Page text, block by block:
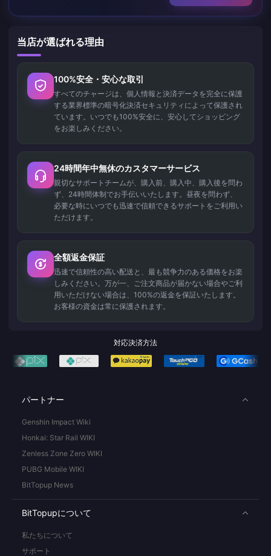
当店が選ばれる理由
100%安全・安心な取引
すべてのチャージは、個人情報と決済データを完全に保護
する業界標準の暗号化決済セキュリティによって保護され
ています。いつでも100%安全に、安心してショッピング
をお楽しみください。
24時間年中無休のカスタマーサービス
親切なサポートチームが、購入前、購入中、購入後を問わ
ず、24時間体制でお手伝いいたします。昼夜を問わず、
必要な時にいつでも迅速で信頼できるサポートをご利用い
ただけます。
全額返金保証
迅速で信頼性の高い配送と、最も競争力のある価格をお楽
しみください。万が一、ご注文商品が届かない場合やご利
用いただけない場合は、100%の返金を保証いたします。
お客様の資金は常に保護されます。
対応決済方法
パートナー
Genshin Impact Wiki
Honkai: Star Rail WIKI
Zenless Zone Zero WIKI
PUBG Mobile WIKI
BitTopup News
BitTopupについて
私たちについて
サポート